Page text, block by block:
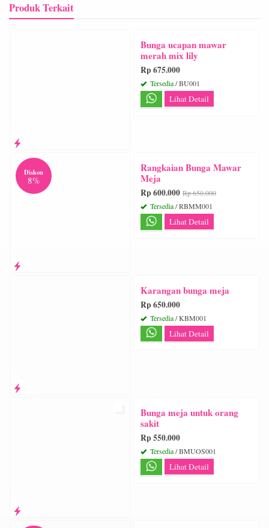
Produk Terkait
Bunga ucapan mawar
merah mix lily
Rp 675.000
Tersedia/ BU001
Lihat Detail
Diskon
8%
Rangkaian Bunga Mawar
Meja
Rp 600.000 Rp 650.000
Tersedia/ RBMM001
Lihat Detail
Karangan bunga meja
Rp 650.000
Tersedia/ KBM001
Lihat Detail
Bunga meja untuk orang
sakit
Rp 550.000
Tersedia/ BMUOS001
Lihat Detail